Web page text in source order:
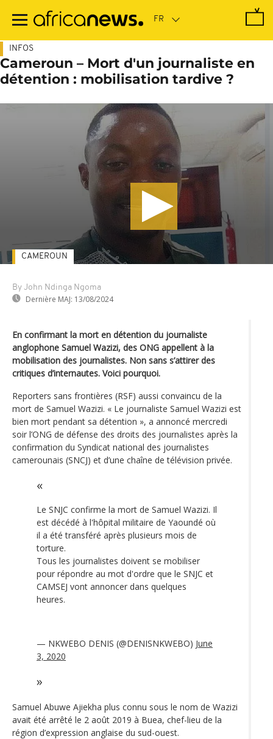
contenu
INFOS
Cameroun – Mort d'un journaliste en
détention : mobilisation tardive ?
By John Ndinga Ngoma
Dernière MAJ: 13/08/2024
CAMEROUN
En confirmant la mort en détention du journaliste
anglophone Samuel Wazizi, des ONG appellent à la
mobilisation des journalistes. Non sans s’attirer des
critiques d’internautes. Voici pourquoi.
Reporters sans frontières (RSF) aussi convaincu de la
mort de Samuel Wazizi. « Le journaliste Samuel Wazizi est
bien mort pendant sa détention », a annoncé mercredi
soir l’ONG de défense des droits des journalistes après la
confirmation du Syndicat national des journalistes
camerounais (SNCJ) et d’une chaîne de télévision privée.
Le SNJC confirme la mort de Samuel Wazizi. Il
est décédé à l'hôpital militaire de Yaoundé où
il a été transféré après plusieurs mois de
torture.
Tous les journalistes doivent se mobiliser
pour répondre au mot d'ordre que le SNJC et
CAMSEJ vont annoncer dans quelques
heures.
— NKWEBO DENIS (@DENISNKWEBO) June
3, 2020
Samuel Abuwe Ajiekha plus connu sous le nom de Wazizi
avait été arrêté le 2 août 2019 à Buea, chef-lieu de la
région d’expression anglaise du sud-ouest.